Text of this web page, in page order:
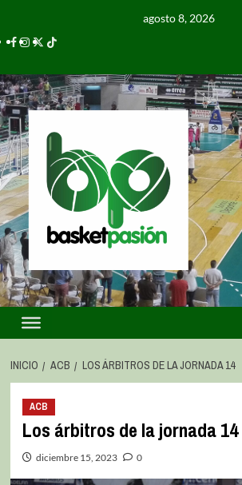
agosto 8, 2026
INICIO ACB LOS ÁRBITROS DE LA JORNADA 14
ACB
Los árbitros de la jornada 14
diciembre 15, 2023 0